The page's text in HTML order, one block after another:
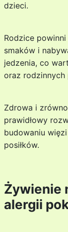
dzieci.
Rodzice
smaków i
jedzenia, co
oraz rodzinnych
Zdrowa i
prawidłowy
budowaniu
posiłków.
Żywienie
alergii